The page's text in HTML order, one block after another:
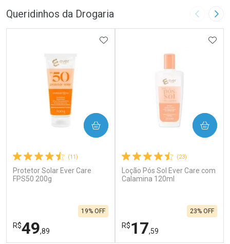
Queridinhos da Drogaria Imagem
(11)
Protetor Solar Ever Care
FPS50 200g
R$49,89
19% OFF
ADICIONAR AOS FAVORITOS
COMPRAR
(23)
Loção Pós Sol Ever Care com
Calamina 120ml
R$17,59
23% OFF
COMPRAR